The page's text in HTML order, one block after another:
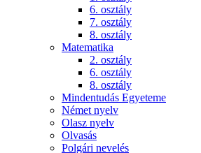
6. osztály
7. osztály
8. osztály
Matematika
2. osztály
6. osztály
8. osztály
Mindentudás Egyeteme
Német nyelv
Olasz nyelv
Olvasás
Polgári nevelés